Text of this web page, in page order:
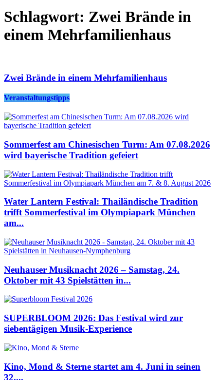
Schlagwort: Zwei Brände in
einem Mehrfamilienhaus
Zwei Brände in einem Mehrfamilienhaus
Veranstaltungstipps
Sommerfest am Chinesischen Turm: Am 07.08.2026
wird bayerische Tradition gefeiert
Water Lantern Festival: Thailändische Tradition
trifft Sommerfestival im Olympiapark München
am...
Neuhauser Musiknacht 2026 – Samstag, 24.
Oktober mit 43 Spielstätten in...
SUPERBLOOM 2026: Das Festival wird zur
siebentägigen Musik-Experience
Kino, Mond & Sterne startet am 4. Juni in seinen
32....